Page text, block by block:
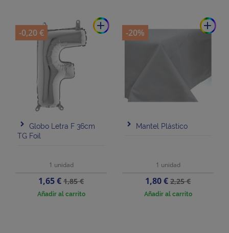
add
Globo Letra F 36cm
TG Foil
1 unidad
Precio
1,65 €Precio
base
1,85 €
Añadir al carrito
-0,20 €
add
Mantel Plástico
1 unidad
Precio
1,80 €Precio
base
2,25 €
Añadir al carrito
-20%